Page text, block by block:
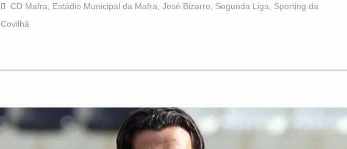
CD Mafra Estádio Municipal da Mafra José Bizarro Segunda Liga
Sporting da
Covilhã